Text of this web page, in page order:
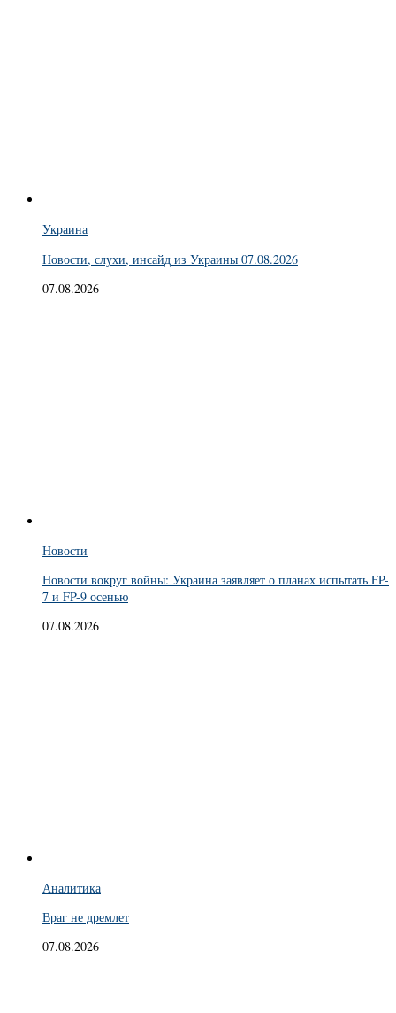
Украина
Новости, слухи, инсайд из Украины 07.08.2026
07.08.2026
Новости
Новости вокруг войны: Украина заявляет о планах испытать FP-
7 и FP-9 осенью
07.08.2026
Аналитика
Враг не дремлет
07.08.2026